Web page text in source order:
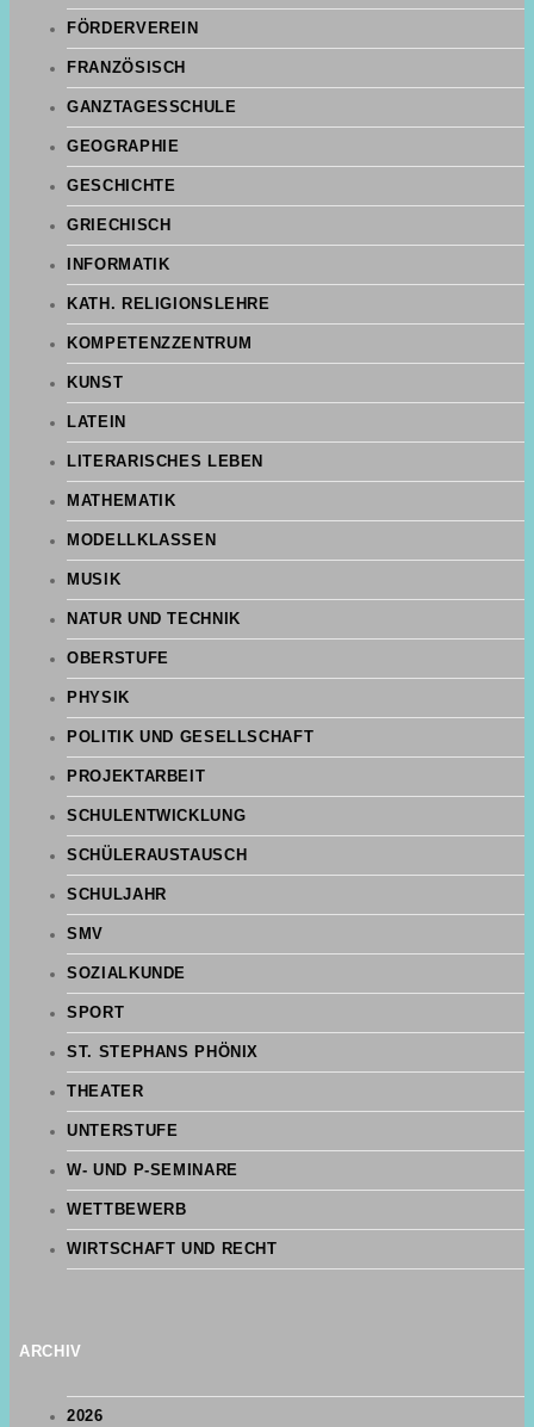
FÖRDERVEREIN
FRANZÖSISCH
GANZTAGESSCHULE
GEOGRAPHIE
GESCHICHTE
GRIECHISCH
INFORMATIK
KATH. RELIGIONSLEHRE
KOMPETENZZENTRUM
KUNST
LATEIN
LITERARISCHES LEBEN
MATHEMATIK
MODELLKLASSEN
MUSIK
NATUR UND TECHNIK
OBERSTUFE
PHYSIK
POLITIK UND GESELLSCHAFT
PROJEKTARBEIT
SCHULENTWICKLUNG
SCHÜLERAUSTAUSCH
SCHULJAHR
SMV
SOZIALKUNDE
SPORT
ST. STEPHANS PHÖNIX
THEATER
UNTERSTUFE
W- UND P-SEMINARE
WETTBEWERB
WIRTSCHAFT UND RECHT
ARCHIV
2026